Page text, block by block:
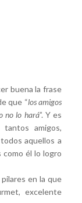
buena la frase
que “los amigos
no lo hará”. Y es
amigos,
aquellos a
él lo logro
en la que
excelente